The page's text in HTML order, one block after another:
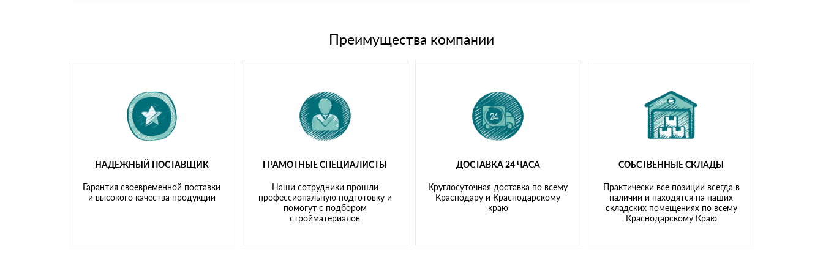
Мы принимаем платежи с сайта по следующим банковским картамПреимущества компании
НАДЕЖНЫЙ ПОСТАВЩИК
Гарантия своевременной поставки
и высокого качества продукции
ГРАМОТНЫЕ СПЕЦИАЛИСТЫ
Наши сотрудники прошли
профессиональную подготовку и
помогут с подбором
стройматериалов
ДОСТАВКА 24 ЧАСА
Круглосуточная доставка по всему
Краснодару и Краснодарскому
краю
СОБСТВЕННЫЕ СКЛАДЫ
Практически все позиции всегда в
наличии и находятся на наших
складских помещениях по всему
Краснодарскому Краю